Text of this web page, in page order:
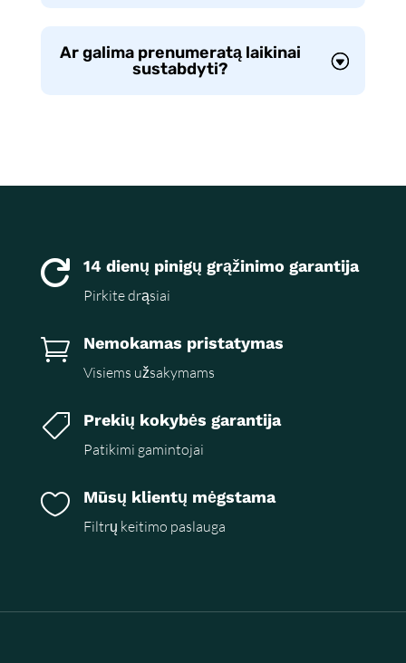
Ar galima prenumeratą laikinai
sustabdyti?
 14 dienų pinigų grąžinimo garantija
Pirkite drąsiai
 Nemokamas pristatymas
Visiems užsakymams
 Prekių kokybės garantija
Patikimi gamintojai
 Mūsų klientų mėgstama
Filtrų keitimo paslauga